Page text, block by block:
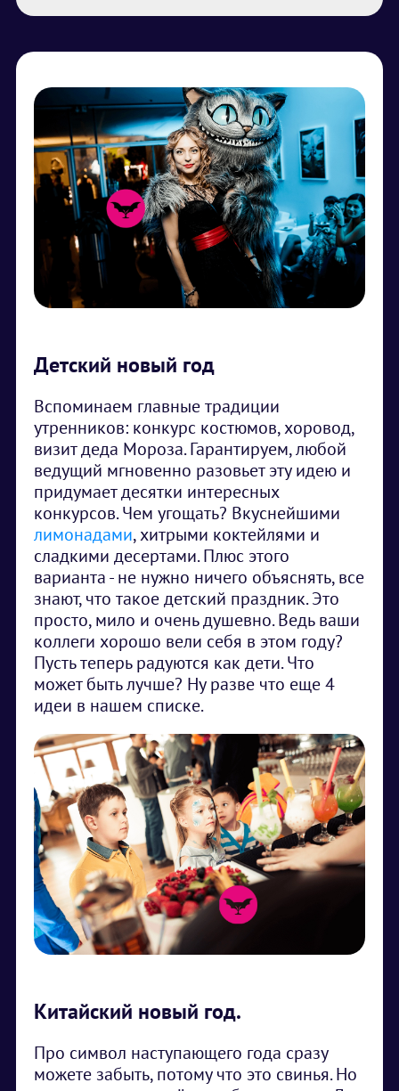
Детский новый год
Вспоминаем главные традиции
утренников: конкурс костюмов, хоровод,
визит деда Мороза. Гарантируем, любой
ведущий мгновенно разовьет эту идею и
придумает десятки интересных
конкурсов. Чем угощать? Вкуснейшими
лимонадами, хитрыми коктейлями и
сладкими десертами. Плюс этого
варианта - не нужно ничего объяснять, все
знают, что такое детский праздник. Это
просто, мило и очень душевно. Ведь ваши
коллеги хорошо вели себя в этом году?
Пусть теперь радуются как дети. Что
может быть лучше? Ну разве что еще 4
идеи в нашем списке.
Китайский новый год.
Про символ наступающего года сразу
можете забыть, потому что это свинья. Но